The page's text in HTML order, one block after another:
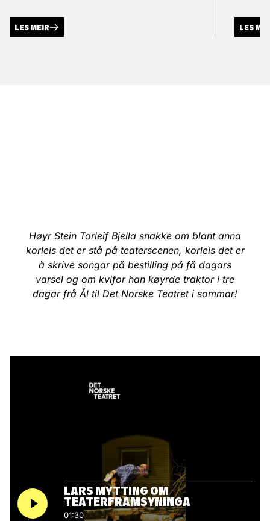
LES MEIR LES
Høyr Stein Torleif Bjella snakke om blant anna
korleis det er stå på teaterscenen, korleis det er
å skrive songar på bestilling på få dagars
varsel og om kvifor han køyrde traktor i tre
dagar frå Ål til Det Norske Teatret i sommar!
LARS MYTTING OM
TEATERFRAMSYNINGA
01:30